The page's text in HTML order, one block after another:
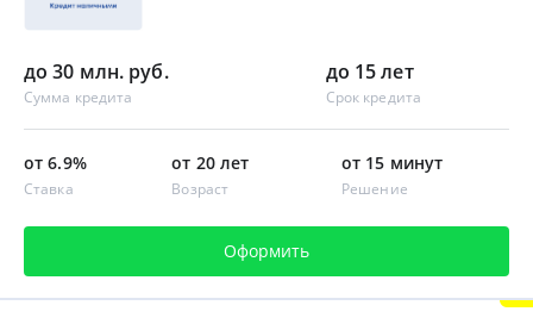
до 30 млн. руб.
Сумма кредита
до 15 лет
Срок кредита
от 6.9%
Ставка
от 20 лет
Возраст
от 15 минут
Решение
Оформить